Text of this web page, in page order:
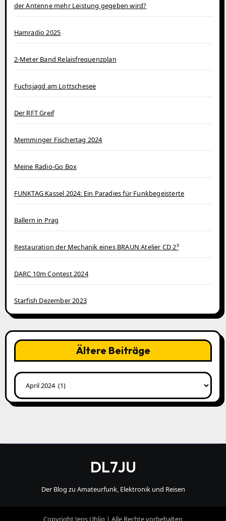
der Antenne mehr Leistung gegeben wird?
Hamradio 2025
2-Meter Band Relaisfrequenzplan
Fuchsjagd am Lottschesee
Der RFT Greif
Memminger Fischertag 2024
Meine Radio-Go Box
FUNKTAG Kassel 2024: Ein Paradies für Funkbegeisterte
Ballern in Prag
Restauration der Mechanik eines BRAUN Atelier CD 2³
DARC 10m Contest 2024
Starfish Dezember 2023
Ältere Beiträge
Ältere
Beiträge
DL7JU
Der Blog zu Amateurfunk, Elektronik und Reisen
Copyright Jens Uhlig | Alle Rechte vorbehalten